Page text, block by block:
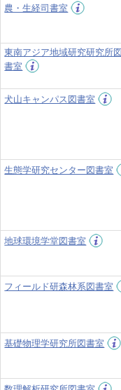
農・生経司書室
東南アジア地域研究研究所図
書室
犬山キャンパス図書室
生態学研究センター図書室
地球環境学堂図書室
フィールド研森林系図書室
基礎物理学研究所図書室